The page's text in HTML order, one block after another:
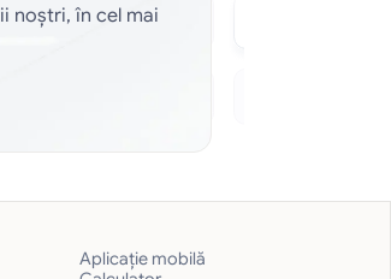
noștri, în cel mai
Aplicație mobilă